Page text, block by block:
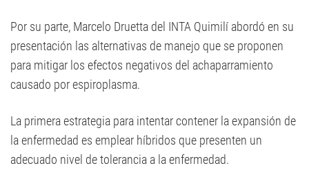
Por su parte, Marcelo Druetta del INTA Quimilí abordó en su
presentación las alternativas de manejo que se proponen
para mitigar los efectos negativos del achaparramiento
causado por espiroplasma.
La primera estrategia para intentar contener la expansión de
la enfermedad es emplear híbridos que presenten un
adecuado nivel de tolerancia a la enfermedad.